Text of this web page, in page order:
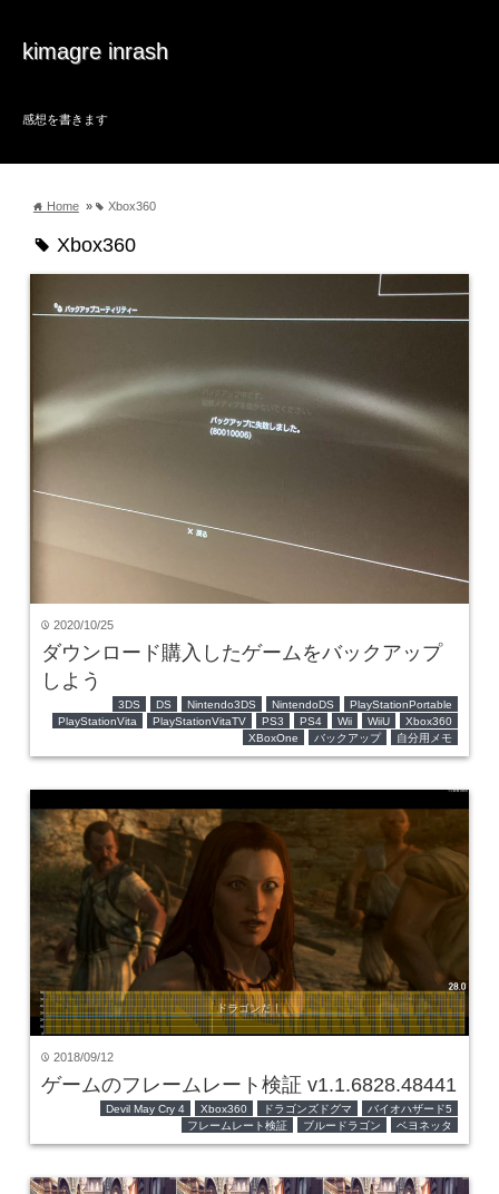
kimagre inrash
感想を書きます
home Home » tag Xbox360
tag Xbox360
time 2020/10/25
ダウンロード購入したゲームをバックアップ
しよう
3DS DS Nintendo3DS NintendoDS
PlayStationPortable
PlayStationVita
PlayStationVitaTV PS3 PS4 Wii WiiU
Xbox360
XBoxOne
バックアップ 自分用メモ
time 2018/09/12
ゲームのフレームレート検証 v1.1.6828.48441
Devil May Cry 4 Xbox360 ドラゴンズドグマ
バイオハザード5
フレームレート検証
ブルードラゴン ベヨネッタ